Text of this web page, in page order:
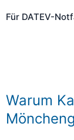
Für DATEV-
Warum